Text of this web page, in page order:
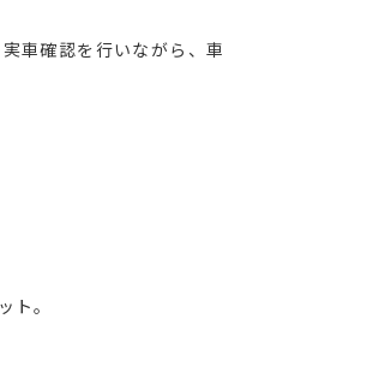
車確認を行いながら、車
。